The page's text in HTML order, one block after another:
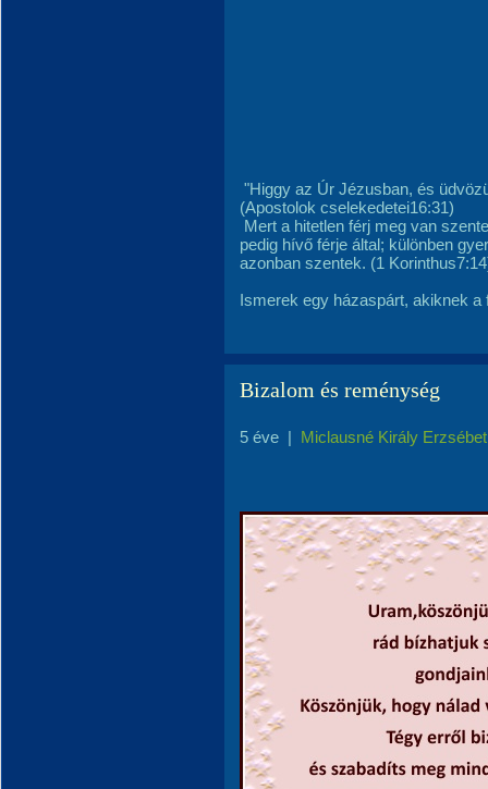
"Higgy az Úr Jézusban, és
(Apostolok cselekedetei16:31)
Mert a hitetlen férj meg van
pedig hívő férje által; különben
azonban szentek. (1
Ismerek egy házaspárt, akiknek a
Bizalom és reménység
5 éve | Miclausné Király Erzsébet